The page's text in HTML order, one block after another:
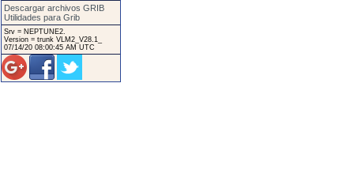
Descargar archivos GRIB
Utilidades para Grib
Srv = NEPTUNE2.
Version = trunk VLM2_V28.1_
07/14/20 08:00:45 AM UTC